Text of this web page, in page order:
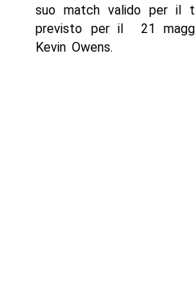
suo match valido per il
previsto per il 21
Kevin Owens.